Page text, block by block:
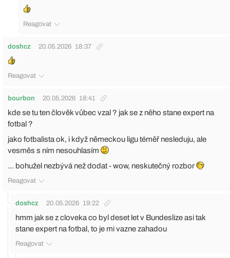
Reagovat
doshcz 20.05.2026 18:37
Reagovat
bourbon 20.05.2026 18:41
kde se tu ten člověk vůbec vzal ? jak se z něho stane expert na
fotbal ?
jako fotbalista ok, i když německou ligu téměř nesleduju, ale
vesměs s ním nesouhlasím
... bohužel nezbývá než dodat - wow, neskutečný rozbor
Reagovat
doshcz 20.05.2026 19:22
hmm jak se z cloveka co byl deset let v Bundeslize asi tak
stane expert na fotbal, to je mi vazne zahadou
Reagovat